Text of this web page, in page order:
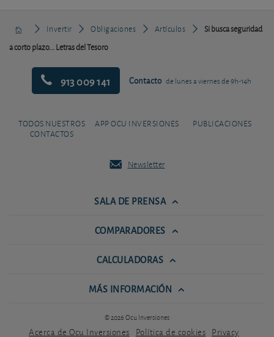
Invertir Obligaciones Artículos
Si busca seguridad
a corto plazo... Letras del Tesoro
913 009 141 Contacto de lunes a viernes de 9h-14h
TODOS NUESTROS
CONTACTOS
APP OCU INVERSIONES PUBLICACIONES
Newsletter
SALA DE PRENSA
COMPARADORES
CALCULADORAS
MÁS INFORMACIÓN
© 2026 Ocu Inversiones
Acerca de Ocu Inversiones Política de cookies Privacy